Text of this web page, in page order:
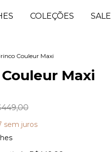
COLEÇÕES SALE
Couleur Maxi
Maxi
sem juros